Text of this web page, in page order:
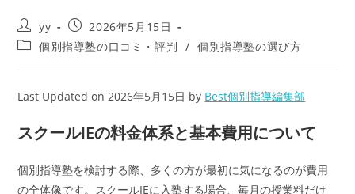
投
稿
yy
投
稿
公
2026年5月15日
投
テ
ゴ
ー:
個別指導塾の口コミ・評判 / 個別指導塾の選び方
Last Updated on 2026年5月15日 by Best個別指導編集部
スクールIEの料金体系と基本費用について
個別指導塾を検討する際、多くの方が最初に気になるのが費用
の全体像です。スクールIEに入塾する場合、毎月の授業料だけ